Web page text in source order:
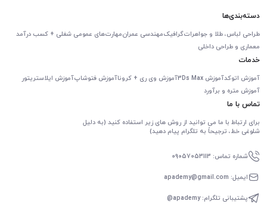
دسته‌بندی‌ها
طراحی لباس، طلا و جواهراتگرافیکمهندسی عمرانمهارت‌های عمومی شغلی + کسب درآمد
معماری و طراحی داخلی
خدمات
آموزش اتوکدآموزش 3Ds Max آموزش وی ری + کروناآموزش فتوشاپآموزش ایلاستریتور
آموزش متره و برآورد
تماس با ما
برای ارتباط با ما می توانید از روش های زیر استفاده کنید (به دلیل
شلوغی خط، ترجیحاً به تلگرام پیام دهید)
شماره تماس: 09057053113
ایمیل: apademy@gmail.com
پشتیبانی تلگرام: apademy@